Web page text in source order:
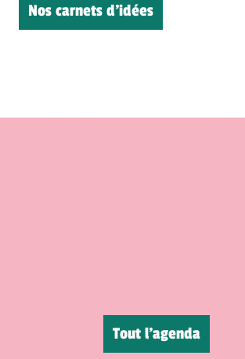
Nos carnets d’idées
Tout l’agenda